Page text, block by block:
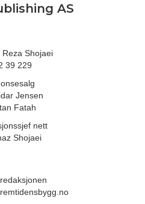
AS
Shojaei
39 229
Jensen
Fatah
nett
Shojaei